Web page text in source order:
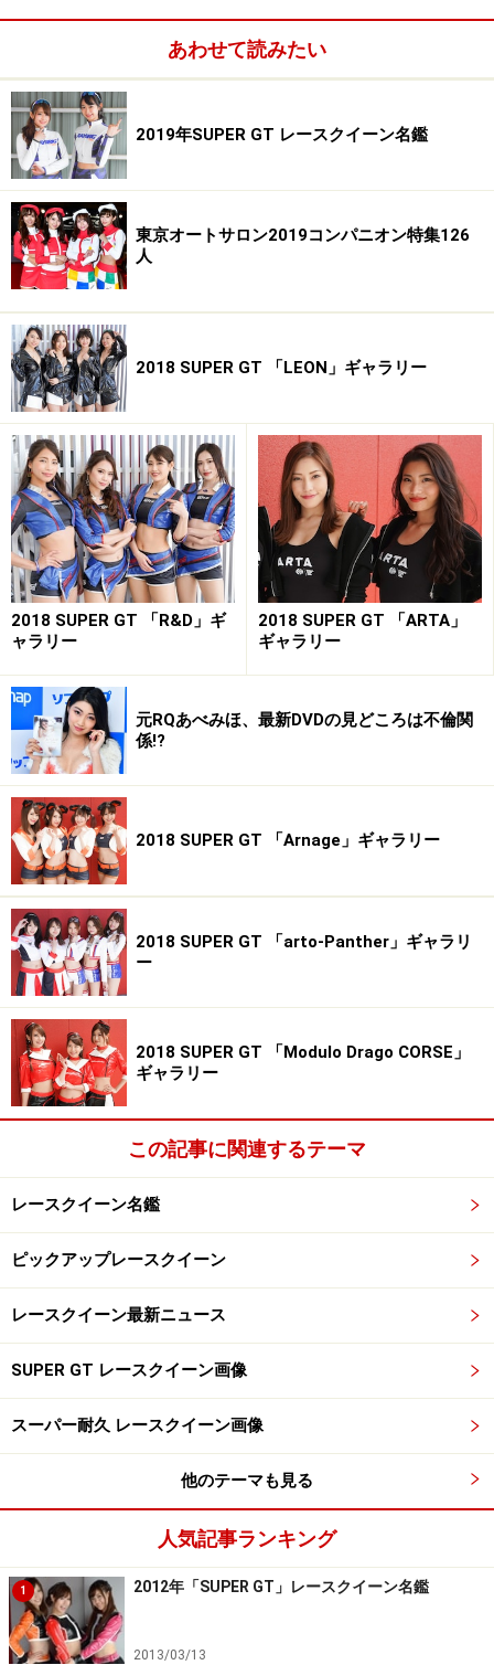
※画像の無断使用及び直リンクは営利・非営利を問わず
禁止します。
All About 著作権/商標/免責事項
All About レースクイーン」ガイドサイト掲載画像につい
て
※記事内容は執筆時点のものです。最新の内容をご確認くださ
い。
あわせて読みたい
2019年SUPER GT レースクイーン名鑑
東京オートサロン2019コンパニオン特集126
人
2018 SUPER GT 「LEON」ギャラリー
2018 SUPER GT 「R&D」ギ
ャラリー
2018 SUPER GT 「ARTA」
ギャラリー
元RQあべみほ、最新DVDの見どころは不倫関
係!?
2018 SUPER GT 「Arnage」ギャラリー
2018 SUPER GT 「arto-Panther」ギャラリ
ー
2018 SUPER GT 「Modulo Drago CORSE」
ギャラリー
この記事に関連するテーマ
レースクイーン名鑑
ピックアップレースクイーン
レースクイーン最新ニュース
SUPER GT レースクイーン画像
スーパー耐久 レースクイーン画像
他のテーマも見る
人気記事ランキング
1 2012年「SUPER GT」レースクイーン名鑑
2013/03/13